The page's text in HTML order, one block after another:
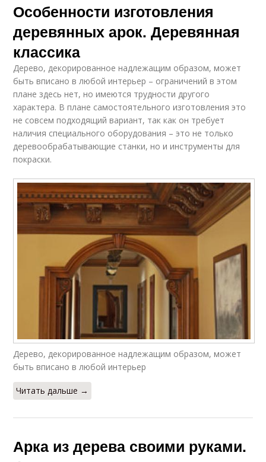
Особенности изготовления
деревянных арок. Деревянная
классика
Дерево, декорированное надлежащим образом, может
быть вписано в любой интерьер – ограничений в этом
плане здесь нет, но имеются трудности другого
характера. В плане самостоятельного изготовления это
не совсем подходящий вариант, так как он требует
наличия специального оборудования – это не только
деревообрабатывающие станки, но и инструменты для
покраски.
Дерево, декорированное надлежащим образом, может
быть вписано в любой интерьер
Читать дальше →
Арка из дерева своими руками.